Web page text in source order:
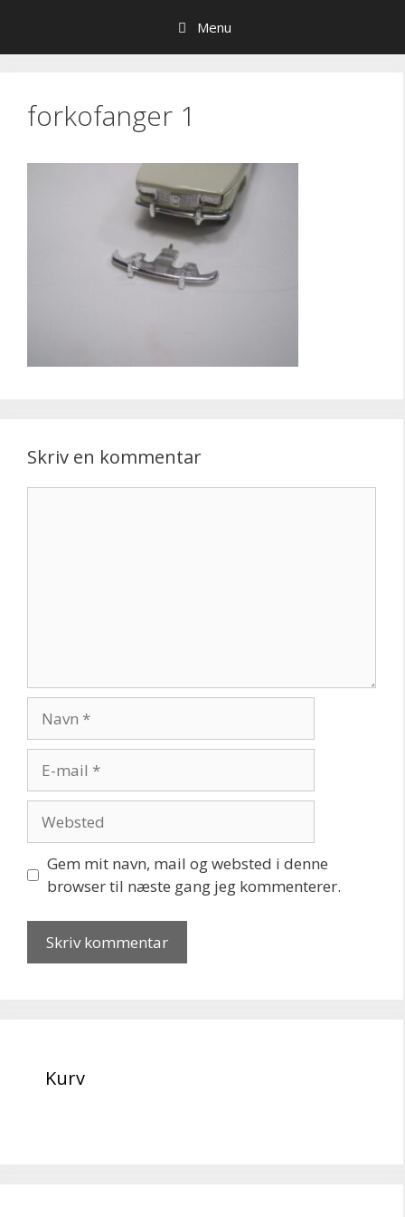
indhold
Menu
forkofanger 1
Skriv en kommentar
mail
Gem mit navn, mail og websted i denne
browser til næste gang jeg kommenterer.
Kurv